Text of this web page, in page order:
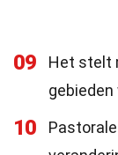
09
Het stelt
10